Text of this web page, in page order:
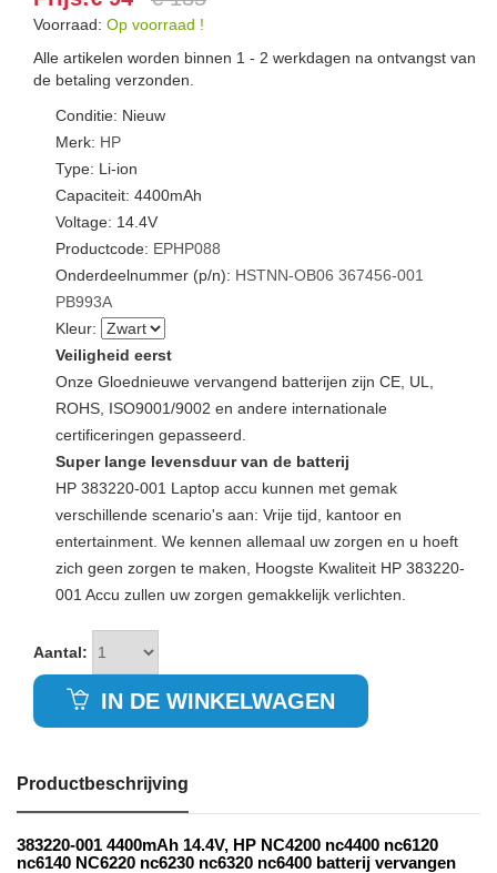
Voorraad: Op voorraad !
Alle artikelen worden binnen 1 - 2 werkdagen na ontvangst van
de betaling verzonden.
Conditie: Nieuw
Merk: HP
Type: Li-ion
Capaciteit: 4400mAh
Voltage: 14.4V
Productcode: EPHP088
Onderdeelnummer (p/n): HSTNN-OB06 367456-001
PB993A
Kleur:
Veiligheid eerst
Onze Gloednieuwe vervangend batterijen zijn CE, UL,
ROHS, ISO9001/9002 en andere internationale
certificeringen gepasseerd.
Super lange levensduur van de batterij
HP 383220-001 Laptop accu kunnen met gemak
verschillende scenario's aan: Vrije tijd, kantoor en
entertainment. We kennen allemaal uw zorgen en u hoeft
zich geen zorgen te maken, Hoogste Kwaliteit HP 383220-
001 Accu zullen uw zorgen gemakkelijk verlichten.
Aantal:
IN DE WINKELWAGEN
Productbeschrijving
383220-001 4400mAh 14.4V, HP NC4200 nc4400 nc6120
nc6140 NC6220 nc6230 nc6320 nc6400 batterij vervangen